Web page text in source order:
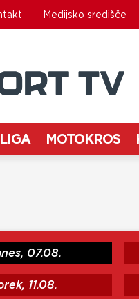
Medijsko središče
MOTOKROS
07.08.
11.08.